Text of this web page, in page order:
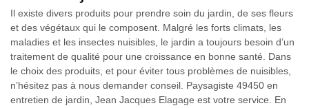
Il existe divers produits pour prendre soin du jardin, de ses fleurs
et des végétaux qui le composent. Malgré les forts climats, les
maladies et les insectes nuisibles, le jardin a toujours besoin d’un
traitement de qualité pour une croissance en bonne santé. Dans
le choix des produits, et pour éviter tous problèmes de nuisibles,
n’hésitez pas à nous demander conseil. Paysagiste 49450 en
entretien de jardin, Jean Jacques Elagage est votre service. En